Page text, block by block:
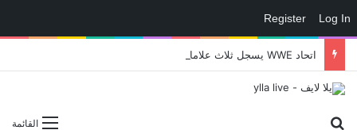
Log In
Register
القائمة